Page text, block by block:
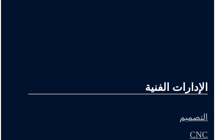
الإدارات الفنية
التصميم
CNC